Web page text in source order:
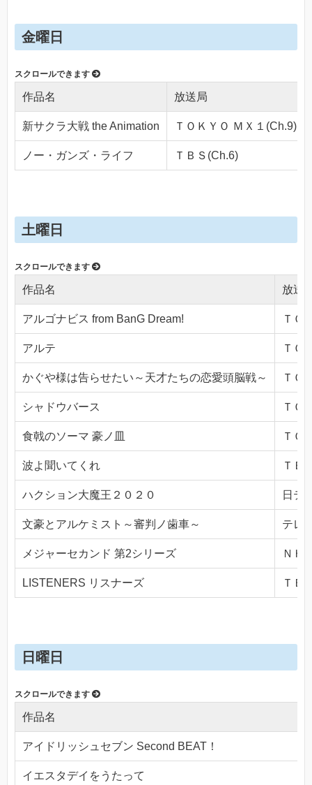
金曜日
作品名 放送局
新サクラ大戦 the Animation ＴＯＫＹＯ ＭＸ１(Ch.9)
ノー・ガンズ・ライフ ＴＢＳ(Ch.6)
土曜日
作品名 放送
アルゴナビス from BanG Dream! ＴＯ
アルテ ＴＯ
かぐや様は告らせたい～天才たちの恋愛頭脳戦～ ＴＯ
シャドウバース ＴＯ
食戟のソーマ 豪ノ皿 ＴＯ
波よ聞いてくれ ＴＢ
ハクション大魔王２０２０ 日テ
文豪とアルケミスト～審判ノ歯車～ テレ
メジャーセカンド 第2シリーズ ＮＨ
LISTENERS リスナーズ ＴＢ
日曜日
作品名
アイドリッシュセブン Second BEAT！
イエスタデイをうたって